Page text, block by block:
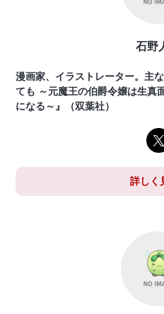
石野
漫画家、イラストレーター。主
ても ～元魔王の伯爵令嬢は生真
になる～』（双葉社）
詳しく